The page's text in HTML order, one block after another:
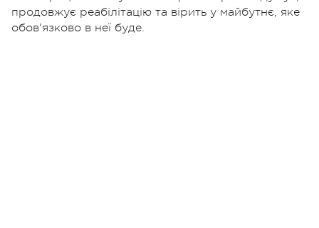
продовжує реабілітацію та вірить у майбутнє, яке
обов'язково в неї буде.